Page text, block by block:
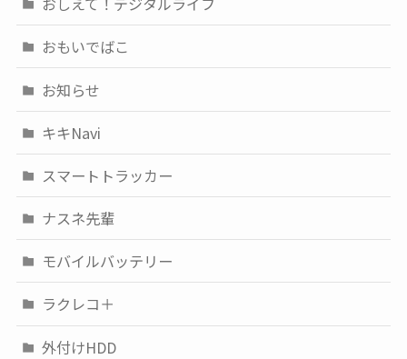
おもいでばこ
お知らせ
キキNavi
スマートトラッカー
ナスネ先輩
モバイルバッテリー
ラクレコ＋
外付けHDD